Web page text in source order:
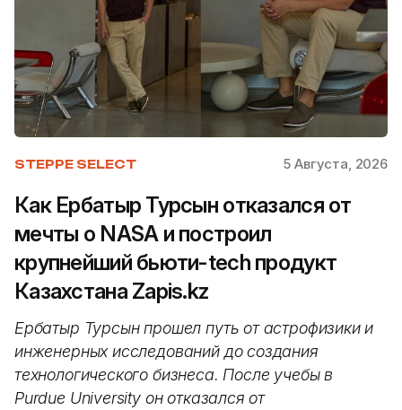
STEPPE SELECT 5 Августа, 2026
Как Ербатыр Турсын отказался от
мечты о NASA и построил
крупнейший бьюти-tech продукт
Казахстана Zapis.kz
Ербатыр Турсын прошел путь от астрофизики и
инженерных исследований до создания
технологического бизнеса. После учебы в
Purdue University он отказался от